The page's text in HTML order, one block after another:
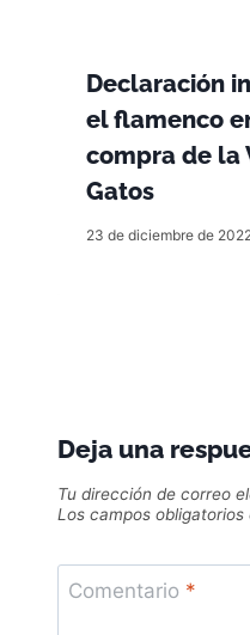
Declaración
el flamenco
compra de la
Gatos
23 de diciembre de
Deja una
Tu dirección de correo
Los campos
Comentario *